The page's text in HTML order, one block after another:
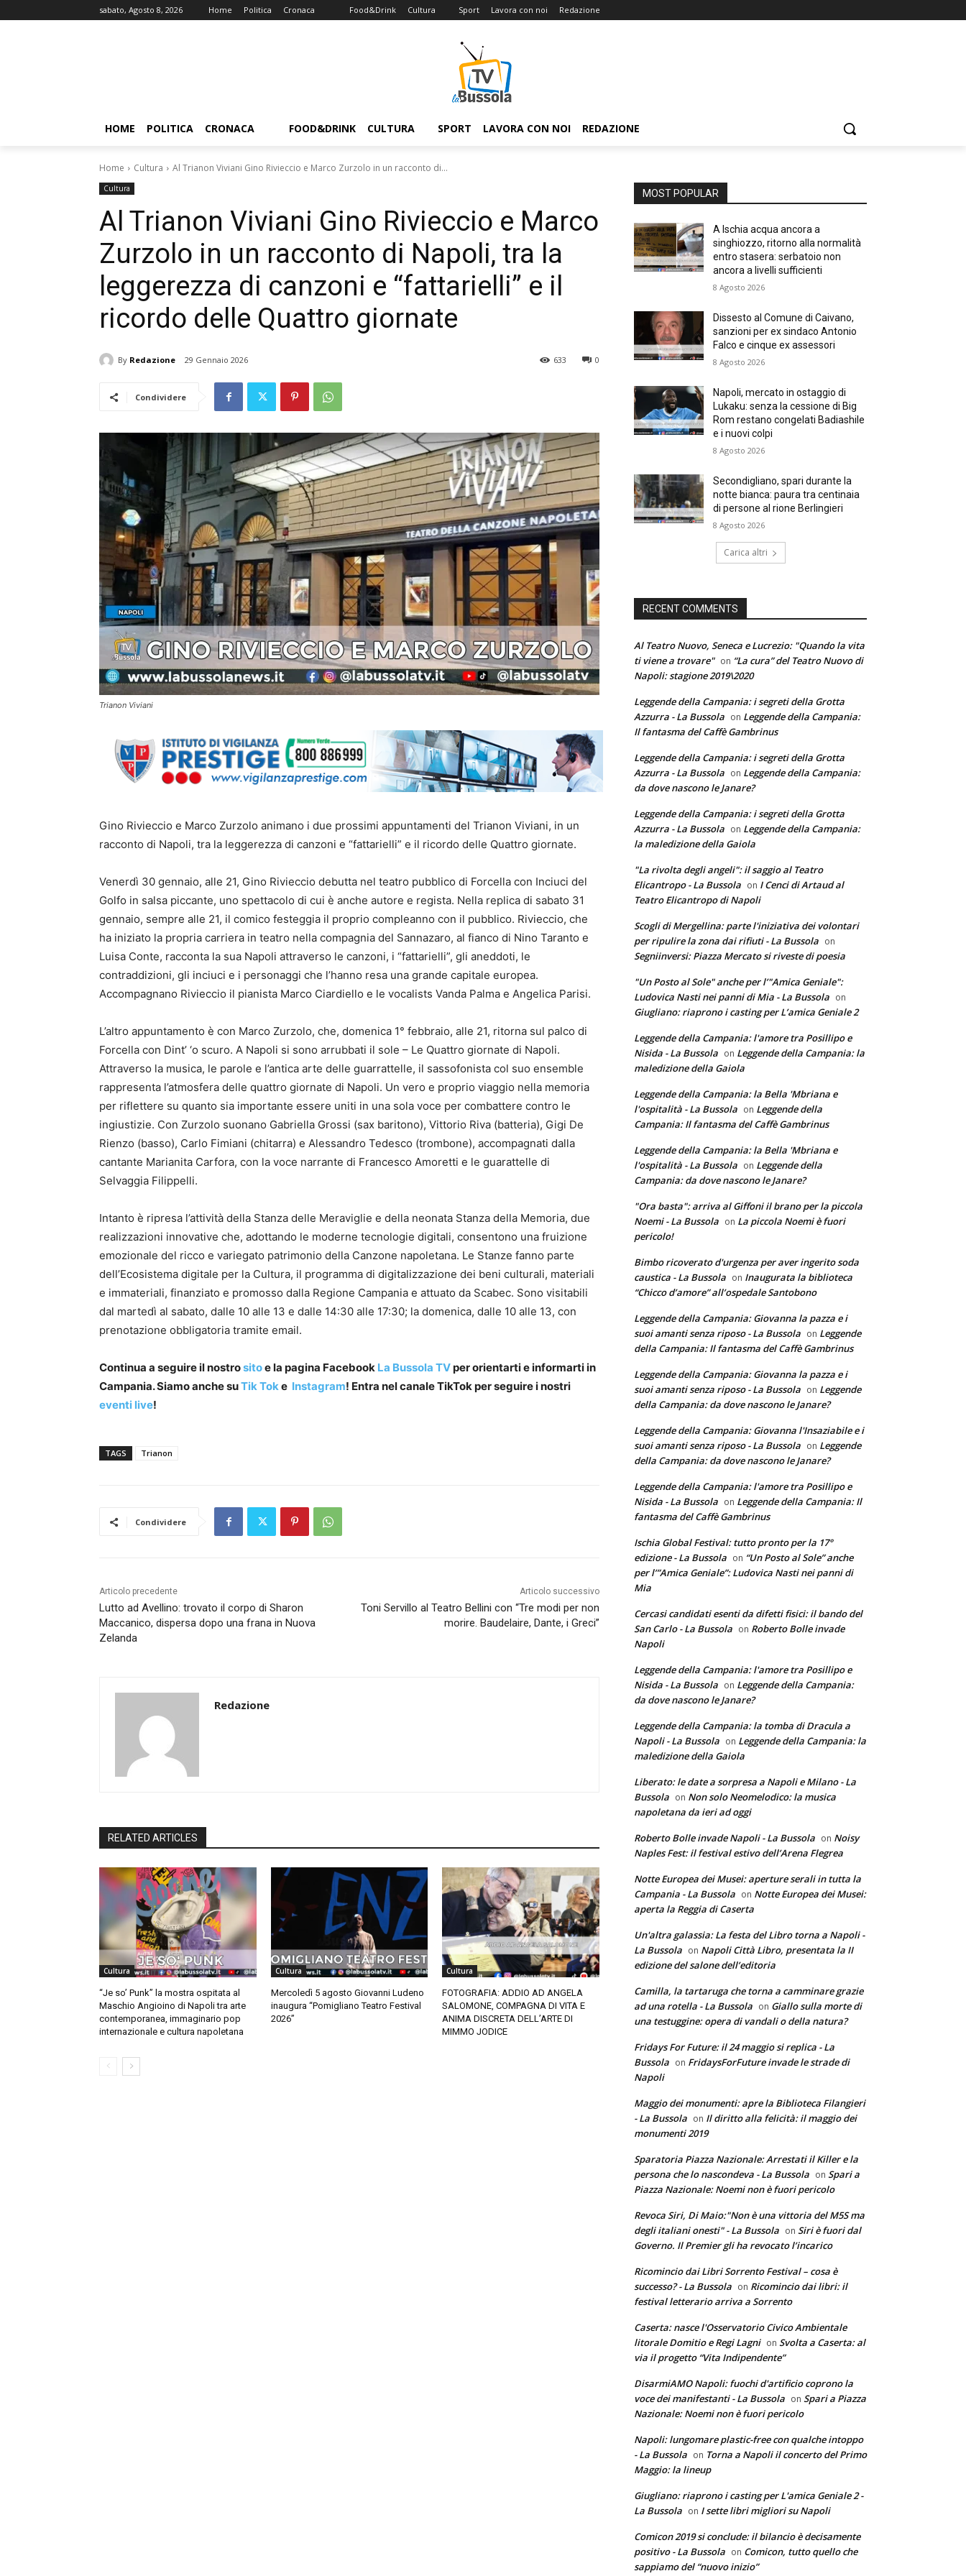
sabato, Agosto 8, 2026 Home Politica Cronaca Food&Drink Cultura Sport Lavora con noi Redazione
HOME POLITICA CRONACA FOOD&DRINK CULTURA SPORT LAVORA CON NOI REDAZIONE
Home Cultura Al Trianon Viviani Gino Rivieccio e Marco Zurzolo in un racconto di...
Cultura
Al Trianon Viviani Gino Rivieccio e Marco
Zurzolo in un racconto di Napoli, tra la
leggerezza di canzoni e “fattarielli” e il
ricordo delle Quattro giornate
By Redazione 29 Gennaio 2026 0
633
Condividere
Trianon Viviani
Gino Rivieccio e Marco Zurzolo animano i due prossimi appuntamenti del Trianon Viviani, in un
racconto di Napoli, tra la leggerezza di canzoni e “fattarielli” e il ricordo delle Quattro giornate.
Venerdì 30 gennaio, alle 21, Gino Rivieccio debutta nel teatro pubblico di Forcella con Inciuci del
Golfo in salsa piccante, uno spettacolo di cui è anche autore e regista. Nella replica di sabato 31
gennaio, sempre alle 21, il comico festeggia il proprio compleanno con il pubblico. Rivieccio, che
ha iniziato la propria carriera in teatro nella compagnia del Sannazaro, al fianco di Nino Taranto e
Luisa Conte, racconta la sua Napoli attraverso le canzoni, i “fattarielli”, gli aneddoti, le
contraddizioni, gli inciuci e i personaggi che l’hanno resa una grande capitale europea.
Accompagnano Rivieccio il pianista Marco Ciardiello e le vocalists Vanda Palma e Angelica Parisi.
L’altro appuntamento è con Marco Zurzolo, che, domenica 1° febbraio, alle 21, ritorna sul palco di
Forcella con Dint’ ‘o scuro. A Napoli si sono arrubbati il sole – Le Quattro giornate di Napoli.
Attraverso la musica, le parole e l’antica arte delle guarrattelle, il sassofonista col suo ensemble
rappresenta l’atmosfera delle quattro giornate di Napoli. Un vero e proprio viaggio nella memoria
per riflettere su quanto sia importante essere uniti in una sola voce per combattere contro le
ingiustizie. Con Zurzolo suonano Gabriella Grossi (sax baritono), Vittorio Riva (batteria), Gigi De
Rienzo (basso), Carlo Fimiani (chitarra) e Alessandro Tedesco (trombone), accompagnati dalla
cantante Marianita Carfora, con la voce narrante di Francesco Amoretti e le guarattelle di
Selvaggia Filippelli.
Intanto è ripresa l’attività della Stanza delle Meraviglie e della neonata Stanza della Memoria, due
realizzazioni innovative che, adottando le moderne tecnologie digitali, consentono una fruizione
emozionale del ricco e variegato patrimonio della Canzone napoletana. Le Stanze fanno parte
dell’Ecosistema digitale per la Cultura, il programma di digitalizzazione dei beni culturali, materiali
e immateriali, finanziato e promosso dalla Regione Campania e attuato da Scabec. Sono visitabili
dal martedì al sabato, dalle 10 alle 13 e dalle 14:30 alle 17:30; la domenica, dalle 10 alle 13, con
prenotazione obbligatoria tramite email.
Continua a seguire il nostrositoe la pagina Facebook La Bussola TVper orientarti e informarti in
Campania. Siamo anche suTik Toke Instagram! Entra nel canale TikTok per seguire i nostri
eventi live!
TAGS Trianon
Condividere
Articolo precedente
Lutto ad Avellino: trovato il corpo di Sharon
Maccanico, dispersa dopo una frana in Nuova
Zelanda
Articolo successivo
Toni Servillo al Teatro Bellini con “Tre modi per non
morire. Baudelaire, Dante, i Greci”
Redazione
RELATED ARTICLES
Cultura
“Je so’ Punk” la mostra ospitata al
Maschio Angioino di Napoli tra arte
contemporanea, immaginario pop
internazionale e cultura napoletana
Cultura
Mercoledì 5 agosto Giovanni Ludeno
inaugura “Pomigliano Teatro Festival
2026”
Cultura
FOTOGRAFIA: ADDIO AD ANGELA
SALOMONE, COMPAGNA DI VITA E
ANIMA DISCRETA DELL’ARTE DI
MIMMO JODICE
MOST POPULAR
A Ischia acqua ancora a
singhiozzo, ritorno alla normalità
entro stasera: serbatoio non
ancora a livelli sufficienti
8 Agosto 2026
Dissesto al Comune di Caivano,
sanzioni per ex sindaco Antonio
Falco e cinque ex assessori
8 Agosto 2026
Napoli, mercato in ostaggio di
Lukaku: senza la cessione di Big
Rom restano congelati Badiashile
e i nuovi colpi
8 Agosto 2026
Secondigliano, spari durante la
notte bianca: paura tra centinaia
di persone al rione Berlingieri
8 Agosto 2026
Carica altri
RECENT COMMENTS
Al Teatro Nuovo, Seneca e Lucrezio: "Quando la vita
ti viene a trovare" on “La cura” del Teatro Nuovo di
Napoli: stagione 2019\2020
Leggende della Campania: i segreti della Grotta
Azzurra - La Bussola on Leggende della Campania:
Il fantasma del Caffè Gambrinus
Leggende della Campania: i segreti della Grotta
Azzurra - La Bussola on Leggende della Campania:
da dove nascono le Janare?
Leggende della Campania: i segreti della Grotta
Azzurra - La Bussola on Leggende della Campania:
la maledizione della Gaiola
"La rivolta degli angeli": il saggio al Teatro
Elicantropo - La Bussola on I Cenci di Artaud al
Teatro Elicantropo di Napoli
Scogli di Mergellina: parte l'iniziativa dei volontari
per ripulire la zona dai rifiuti - La Bussola on
Segniinversi: Piazza Mercato si riveste di poesia
"Un Posto al Sole" anche per l’"Amica Geniale":
Ludovica Nasti nei panni di Mia - La Bussola on
Giugliano: riaprono i casting per L’amica Geniale 2
Leggende della Campania: l'amore tra Posillipo e
Nisida - La Bussola on Leggende della Campania: la
maledizione della Gaiola
Leggende della Campania: la Bella 'Mbriana e
l'ospitalità - La Bussola on Leggende della
Campania: Il fantasma del Caffè Gambrinus
Leggende della Campania: la Bella 'Mbriana e
l'ospitalità - La Bussola on Leggende della
Campania: da dove nascono le Janare?
"Ora basta": arriva al Giffoni il brano per la piccola
Noemi - La Bussola on La piccola Noemi è fuori
pericolo!
Bimbo ricoverato d'urgenza per aver ingerito soda
caustica - La Bussola on Inaugurata la biblioteca
“Chicco d’amore” all’ospedale Santobono
Leggende della Campania: Giovanna la pazza e i
suoi amanti senza riposo - La Bussola on Leggende
della Campania: Il fantasma del Caffè Gambrinus
Leggende della Campania: Giovanna la pazza e i
suoi amanti senza riposo - La Bussola on Leggende
della Campania: da dove nascono le Janare?
Leggende della Campania: Giovanna l'Insaziabile e i
suoi amanti senza riposo - La Bussola on Leggende
della Campania: da dove nascono le Janare?
Leggende della Campania: l'amore tra Posillipo e
Nisida - La Bussola on Leggende della Campania: Il
fantasma del Caffè Gambrinus
Ischia Global Festival: tutto pronto per la 17°
edizione - La Bussola on “Un Posto al Sole” anche
per l’”Amica Geniale”: Ludovica Nasti nei panni di
Mia
Cercasi candidati esenti da difetti fisici: il bando del
San Carlo - La Bussola on Roberto Bolle invade
Napoli
Leggende della Campania: l'amore tra Posillipo e
Nisida - La Bussola on Leggende della Campania:
da dove nascono le Janare?
Leggende della Campania: la tomba di Dracula a
Napoli - La Bussola on Leggende della Campania: la
maledizione della Gaiola
Liberato: le date a sorpresa a Napoli e Milano - La
Bussola on Non solo Neomelodico: la musica
napoletana da ieri ad oggi
Roberto Bolle invade Napoli - La Bussola on Noisy
Naples Fest: il festival estivo dell’Arena Flegrea
Notte Europea dei Musei: aperture serali in tutta la
Campania - La Bussola on Notte Europea dei Musei:
aperta la Reggia di Caserta
Un'altra galassia: La festa del Libro torna a Napoli -
La Bussola on Napoli Città Libro, presentata la II
edizione del salone dell’editoria
Camilla, la tartaruga che torna a camminare grazie
ad una rotella - La Bussola on Giallo sulla morte di
una testuggine: opera di vandali o della natura?
Fridays For Future: il 24 maggio si replica - La
Bussola on FridaysForFuture invade le strade di
Napoli
Maggio dei monumenti: apre la Biblioteca Filangieri
- La Bussola on Il diritto alla felicità: il maggio dei
monumenti 2019
Sparatoria Piazza Nazionale: Arrestati il Killer e la
persona che lo nascondeva - La Bussola on Spari a
Piazza Nazionale: Noemi non è fuori pericolo
Revoca Siri, Di Maio:"Non è una vittoria del M5S ma
degli italiani onesti" - La Bussola on Siri è fuori dal
Governo. Il Premier gli ha revocato l’incarico
Ricomincio dai Libri Sorrento Festival – cosa è
successo? - La Bussola on Ricomincio dai libri: il
festival letterario arriva a Sorrento
Caserta: nasce l'Osservatorio Civico Ambientale
litorale Domitio e Regi Lagni on Svolta a Caserta: al
via il progetto “Vita Indipendente”
DisarmiAMO Napoli: fuochi d'artificio coprono la
voce dei manifestanti - La Bussola on Spari a Piazza
Nazionale: Noemi non è fuori pericolo
Napoli: lungomare plastic-free con qualche intoppo
- La Bussola on Torna a Napoli il concerto del Primo
Maggio: la lineup
Giugliano: riaprono i casting per L'amica Geniale 2 -
La Bussola on I sette libri migliori su Napoli
Comicon 2019 si conclude: il bilancio è decisamente
positivo - La Bussola on Comicon, tutto quello che
sappiamo del “nuovo inizio”